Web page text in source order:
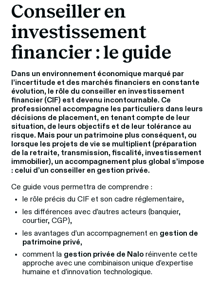
Conseiller en
investissement
financier : le guide
Dans un environnement économique marqué par
l’incertitude et des marchés financiers en constante
évolution, le rôle du conseiller en investissement
financier (CIF) est devenu incontournable. Ce
professionnel accompagne les particuliers dans leurs
décisions de placement, en tenant compte de leur
situation, de leurs objectifs et de leur tolérance au
risque. Mais pour un patrimoine plus conséquent, ou
lorsque les projets de vie se multiplient (préparation
de la retraite, transmission, fiscalité, investissement
immobilier), un accompagnement plus global s’impose
: celui d’un conseiller en gestion privée.
Ce guide vous permettra de comprendre :
le rôle précis du CIF et son cadre réglementaire,
les différences avec d’autres acteurs (banquier,
courtier, CGP),
les avantages d’un accompagnement en gestion de
patrimoine privé,
comment la gestion privée de Nalo réinvente cette
approche avec une combinaison unique d’expertise
humaine et d’innovation technologique.